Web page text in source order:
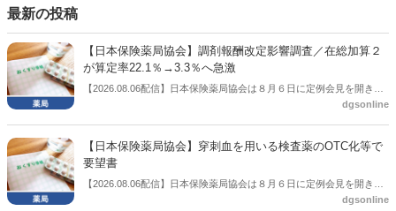
最新の投稿
【日本保険薬局協会】調剤報酬改定影響調査／在総加算２
が算定率22.1％→3.3％へ急激
【2026.08.06配信】日本保険薬局協会は８月６日に定例会見を開き、
「令和８年度調剤報酬改定に係る保険薬局への影響」の調査結果を公
3.3％へ大きく低下した。
dgsonline
【日本保険薬局協会】穿刺血を用いる検査薬のOTC化等で
要望書
【2026.08.06配信】日本保険薬局協会は８月６日に定例会見を開き、
「穿刺血を用いる検査薬のOTC化等に関する要望書」を厚生労働省 医
dgsonline